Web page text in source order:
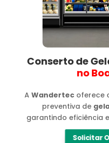
Conserto de
no
AWandertec oferece
preventiva de
garantindo eficiência
Solicitar